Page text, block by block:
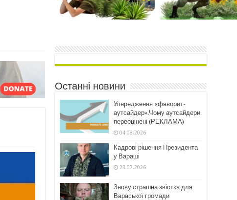
Останні новини
Упередження «фаворит-
аутсайдер».Чому аутсайдери
переоцінені (РЕКЛАМА)
04.08.2026
Кадрові рішення Президента
у Вараші
23.07.2026
Знову страшна звістка для
Вараської громади